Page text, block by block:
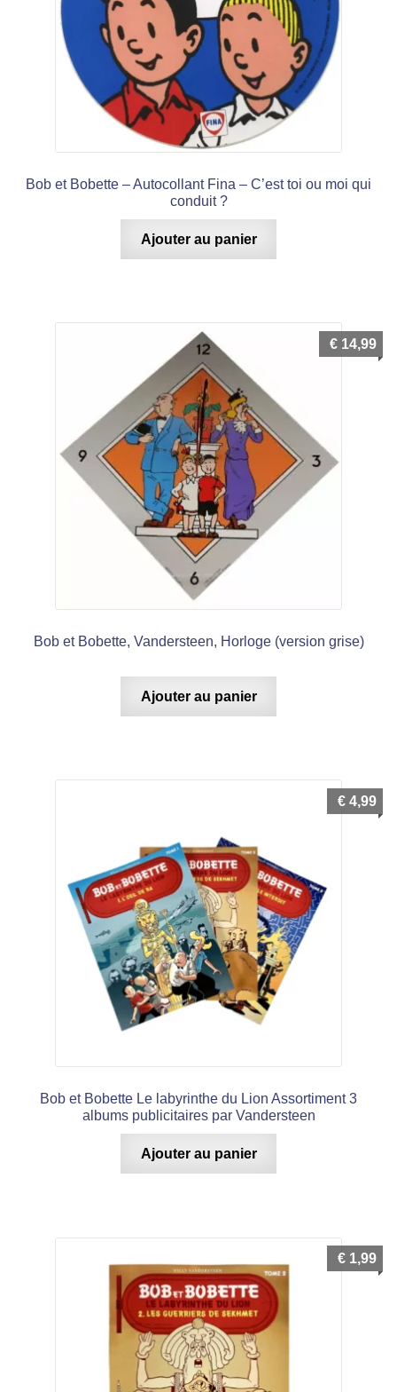
Bob et Bobette – Autocollant Fina – C’est toi ou moi qui
conduit ?
Ajouter au panier
Bob et Bobette, Vandersteen, Horloge (version grise)
€ 14,99
Ajouter au panier
Bob et Bobette Le labyrinthe du Lion Assortiment 3
albums publicitaires par Vandersteen
€ 4,99
Ajouter au panier
€ 1,99